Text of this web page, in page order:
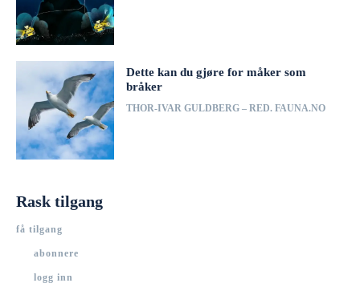
Dette kan du gjøre for måker som
bråker
THOR-IVAR GULDBERG – RED. FAUNA.NO
Rask tilgang
få tilgang
abonnere
logg inn